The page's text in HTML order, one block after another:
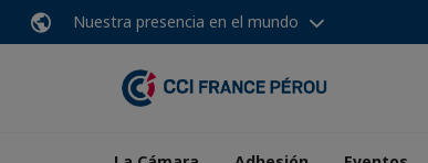
Nuestra presencia en el mundo